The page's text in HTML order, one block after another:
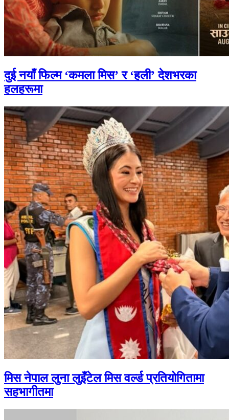
दुई नयाँ फिल्म ‘कमला मिस’ र ‘हली’ देशभरका
हलहरूमा
मिस नेपाल लुना लुइँटेल मिस वर्ल्ड प्रतियोगितामा
सहभागीतमा